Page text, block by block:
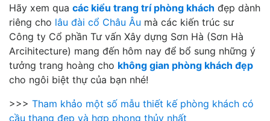
Hãy xem qua các kiểu trang trí phòng khách đẹp dành
riêng cho lâu đài cổ Châu Âu mà các kiến trúc sư
Công ty Cổ phần Tư vấn Xây dựng Sơn Hà (Sơn Hà
Arcihitecture) mang đến hôm nay để bổ sung những ý
tưởng trang hoàng cho không gian phòng khách đẹp
cho ngôi biệt thự của bạn nhé!
>>> Tham khảo một số mẫu thiết kế phòng khách có
cầu thang đẹp và hợp phong thủy nhất